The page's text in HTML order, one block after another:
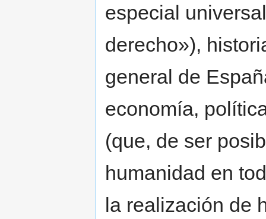
especial
derecho»),
general de
economía,
(que, de ser
humanidad en
la realización de